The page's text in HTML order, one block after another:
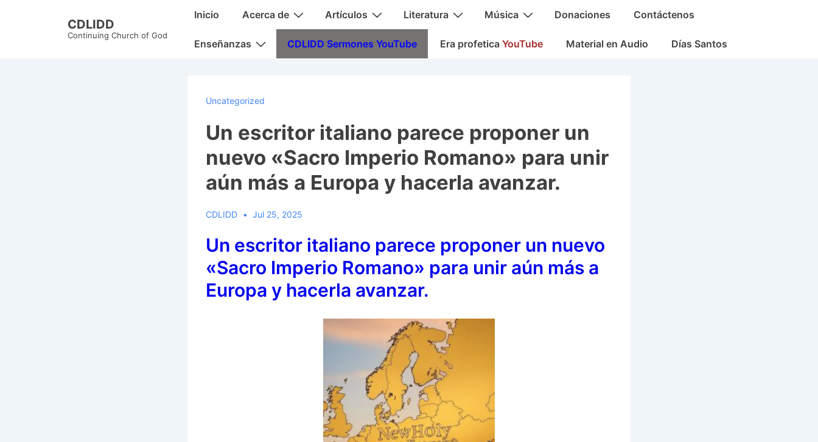
CDLIDD
Continuing Church of God
MainInicio Acerca de Artículos Literatura Música Donaciones Contáctenos
Enseñanzas CDLIDD Sermones YouTube Era profetica YouTube Material en Audio Días Santos
Uncategorized
Un escritor italiano parece proponer un
nuevo «Sacro Imperio Romano» para unir
aún más a Europa y hacerla avanzar.
CDLIDD Jul 25, 2025
Un escritor italiano parece proponer un nuevo
«Sacro Imperio Romano» para unir aún más a
Europa y hacerla avanzar.